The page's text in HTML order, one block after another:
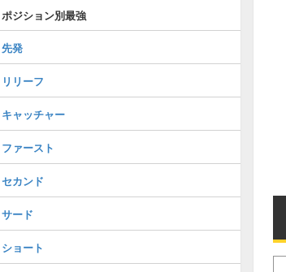
ポジション別最強
先発
リリーフ
キャッチャー
ファースト
セカンド
サード
ショート